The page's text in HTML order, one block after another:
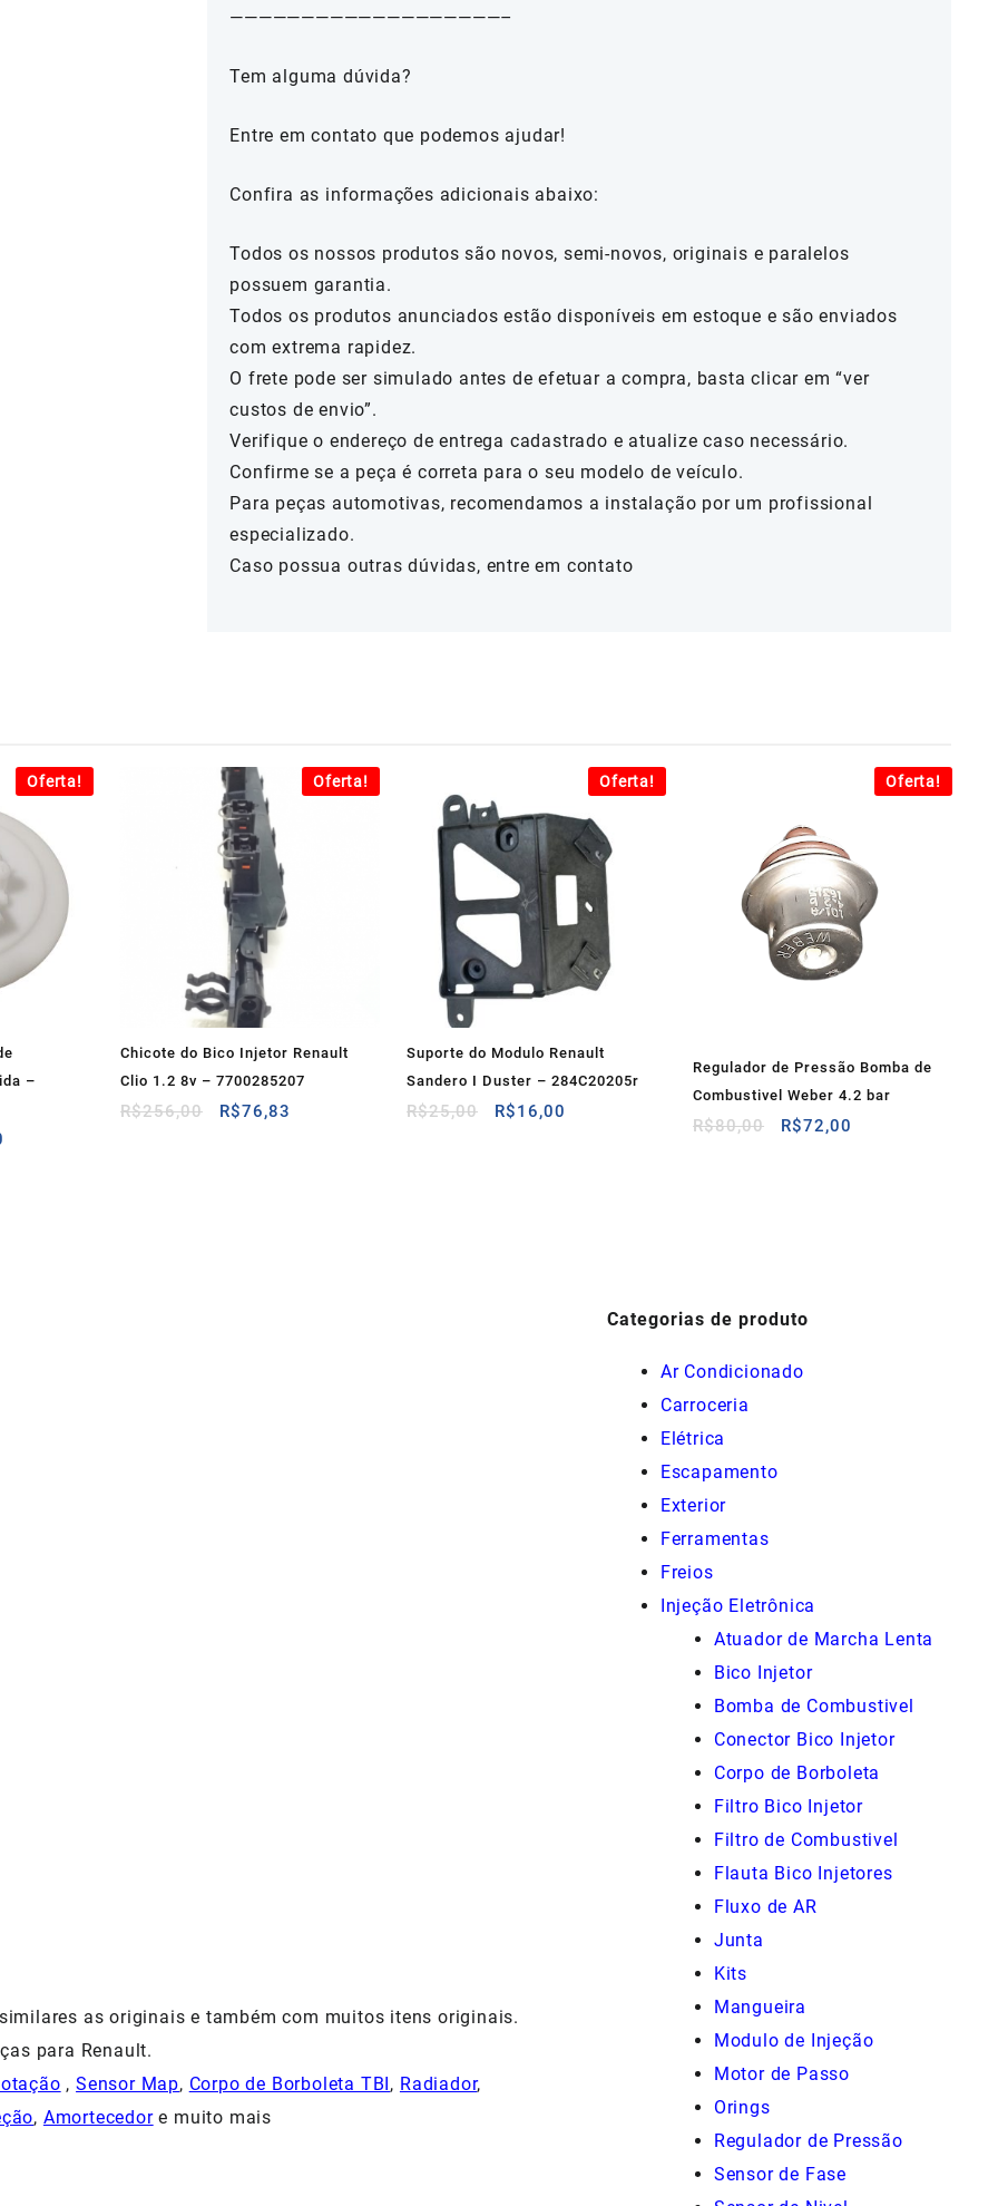
———————————————————–
Tem alguma dúvida?
Entre em contato que podemos ajudar!
Confira as informações adicionais abaixo:
Todos os nossos produtos são novos, semi-novos, originais e paralelos
possuem garantia.
Todos os produtos anunciados estão disponíveis em estoque e são enviados
com extrema rapidez.
O frete pode ser simulado antes de efetuar a compra, basta clicar em “ver
custos de envio”.
Verifique o endereço de entrega cadastrado e atualize caso necessário.
Confirme se a peça é correta para o seu modelo de veículo.
Para peças automotivas, recomendamos a instalação por um profissional
especializado.
Caso possua outras dúvidas, entre em contato
Oferta!
–
Oferta!
Chicote do Bico Injetor Renault
Clio 1.2 8v – 7700285207
R$256,00
O
R$76,83
Oferta!
Suporte do Modulo Renault
Sandero I Duster – 284C20205r
R$25,00
O
R$16,00
Oferta!
Regulador de Pressão Bomba de
Combustivel Weber 4.2 bar
R$80,00
O
R$72,00
as originais e também com muitos itens originais.
para Renault.
,Sensor Map, Corpo de Borboleta TBI, Radiador,
, Amortecedore muito mais
Categorias de produto
Ar Condicionado
Carroceria
Elétrica
Escapamento
Exterior
Ferramentas
Freios
Injeção Eletrônica
Atuador de Marcha Lenta
Bico Injetor
Bomba de Combustivel
Conector Bico Injetor
Corpo de Borboleta
Filtro Bico Injetor
Filtro de Combustivel
Flauta Bico Injetores
Fluxo de AR
Junta
Kits
Mangueira
Modulo de Injeção
Motor de Passo
Orings
Regulador de Pressão
Sensor de Fase